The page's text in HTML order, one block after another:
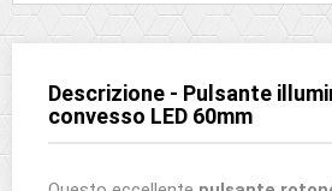
Descrizione - Pulsante
convesso LED 60mm